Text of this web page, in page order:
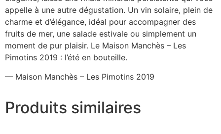
appelle à une autre dégustation. Un vin solaire, plein de
charme et d’élégance, idéal pour accompagner des
fruits de mer, une salade estivale ou simplement un
moment de pur plaisir. Le Maison Manchès – Les
Pimotins 2019 : l’été en bouteille.
— Maison Manchès – Les Pimotins 2019
Produits similaires